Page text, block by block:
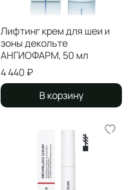
Лифтинг крем для шеи и
зоны декольте
АНГИОФАРМ, 50 мл
4 440 ₽
В корзину